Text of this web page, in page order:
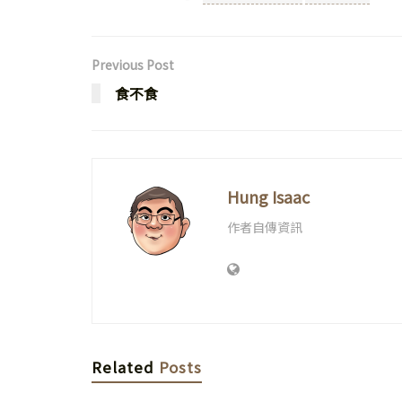
Previous Post
食不食
Hung Isaac
作者自傳資訊
Related Posts